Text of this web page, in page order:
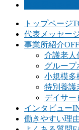
トップページ
代表メッセー
事業所紹介
介護老人
グループ
小規模多
特別養護
デイサー
インタビュー
働きやすい理